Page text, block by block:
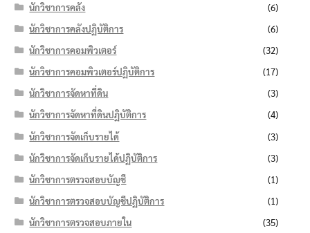
นักวิชาการคลัง
(6)
นักวิชาการคลังปฏิบัติการ
(6)
นักวิชาการคอมพิวเตอร์
(32)
นักวิชาการคอมพิวเตอร์ปฏิบัติการ
(17)
นักวิชาการจัดหาที่ดิน
(3)
นักวิชาการจัดหาที่ดินปฏิบัติการ
(4)
นักวิชาการจัดเก็บรายได้
(3)
นักวิชาการจัดเก็บรายได้ปฏิบัติการ
(3)
นักวิชาการตรวจสอบบัญชี
(1)
นักวิชาการตรวจสอบบัญชีปฏิบัติการ
(1)
นักวิชาการตรวจสอบภายใน
(35)